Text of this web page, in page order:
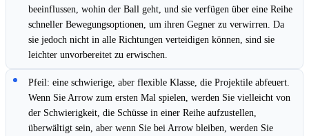
beeinflussen, wohin der Ball geht, und sie verfügen über eine Reihe
schneller Bewegungsoptionen, um ihren Gegner zu verwirren. Da
sie jedoch nicht in alle Richtungen verteidigen können, sind sie
leichter unvorbereitet zu erwischen.
Pfeil: eine schwierige, aber flexible Klasse, die Projektile abfeuert.
Wenn Sie Arrow zum ersten Mal spielen, werden Sie vielleicht von
der Schwierigkeit, die Schüsse in einer Reihe aufzustellen,
überwältigt sein, aber wenn Sie bei Arrow bleiben, werden Sie